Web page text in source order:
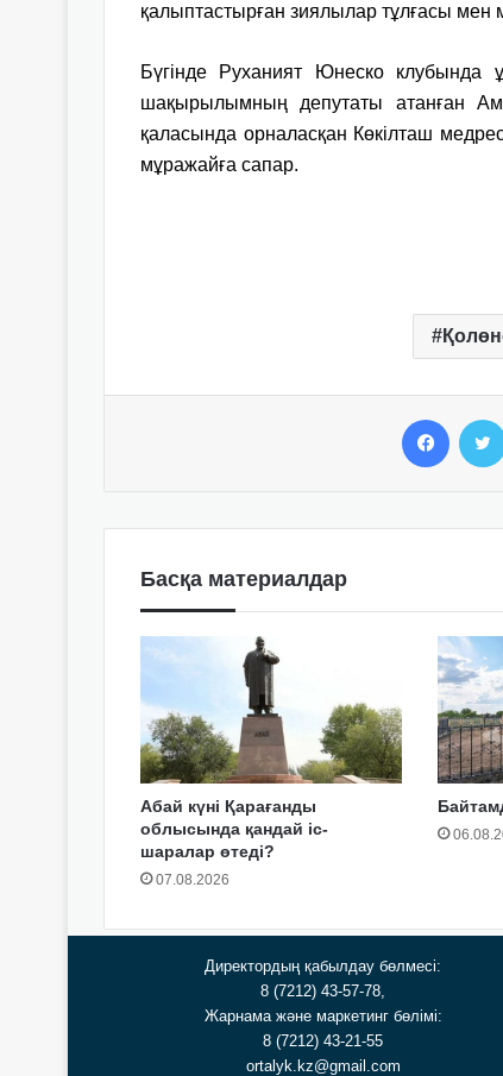
қалыптастырған зиялылар тұлғасы мен
Бүгінде Руханият Юнеско
шақырылымның депутаты атанған
қаласында орналасқан Көкілташ
мұражайға сапар.
Басқа материалдар
Абай күні Қарағанды
облысында қандай іс-
шаралар өтеді?
07.08.2026
Директордың қабылдау бөлмесі:
8 (7212) 43-57-78,
Жарнама және маркетинг бөлімі:
8 (7212) 43-21-55
ortalyk.kz@gmail.com